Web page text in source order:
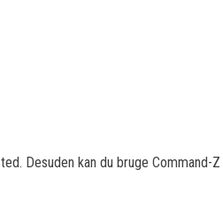
Desuden kan du bruge Command-Z